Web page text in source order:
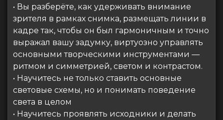
• Вы разберёте, как удерживать внимание
зрителя в рамках снимка, размещать линии в
кадре так, чтобы он был гармоничным и точно
выражал вашу задумку, виртуозно управлять
основными творческими инструментами —
ритмом и симметрией, светом и контрастом.
• Научитесь не только ставить основные
световые схемы, но и понимать поведение
света в целом
• Научитесь проявлять исходники и делать